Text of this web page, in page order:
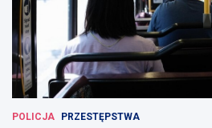
POLICJA PRZESTĘPSTWA